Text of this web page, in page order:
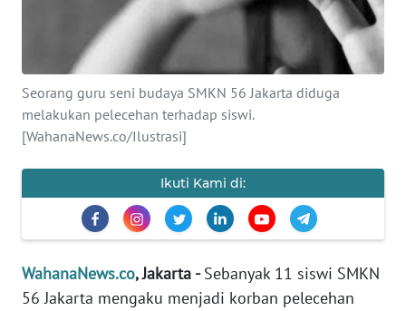
Seorang guru seni budaya SMKN 56 Jakarta diduga
melakukan pelecehan terhadap siswi.
[WahanaNews.co/Ilustrasi]
Ikuti Kami di:
WahanaNews.co, Jakarta -Sebanyak 11 siswi SMKN
56 Jakarta mengaku menjadi korban pelecehan
INTERNASIONAL
SERBA-SERBI
PENDIDIKAN
EDITORIAL